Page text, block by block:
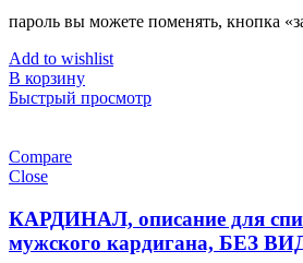
пароль вы можете поменять, кнопка
Add to wishlist
В корзину
Быстрый просмотр
Compare
Close
КАРДИНАЛ, описание для
мужского кардигана, БЕЗ